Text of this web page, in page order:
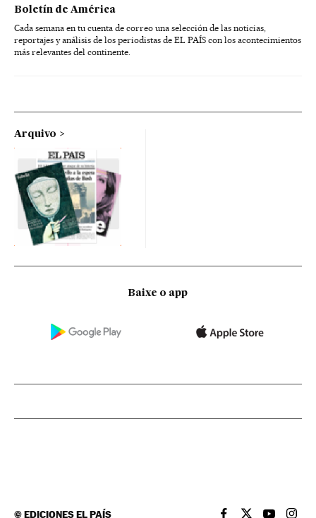
Boletín de América
Cada semana en tu cuenta de correo una selección de las noticias,
reportajes y análisis de los periodistas de EL PAÍS con los acontecimientos
más relevantes del continente.
Arquivo
Baixe o app
©EDICIONES EL PAÍS